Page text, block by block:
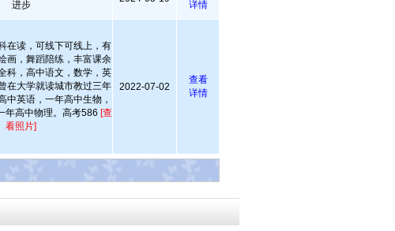
进步
详情
在读，可线下可线上，有
画，舞蹈陪练，丰富课余
科，高中语文，数学，英
在大学就读城市教过三年
中英语，一年高中生物，
年高中物理。高考586 [查
看照片]
2022-07-02
查看
详情